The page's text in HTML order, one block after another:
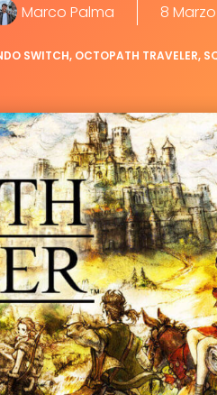
Marco Palma 8 Marzo
SWITCH, OCTOPATH TRAVELER,